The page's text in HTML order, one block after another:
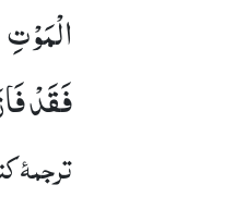
فَقَدْ
ترجمۂ